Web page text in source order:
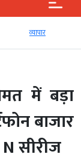
व्‍यापार
में बड़ा
बाजार
सीरीज